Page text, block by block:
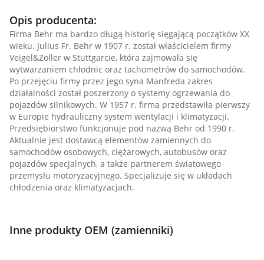
Opis producenta:
Firma Behr ma bardzo długą historię sięgającą początków XX
wieku. Julius Fr. Behr w 1907 r. został właścicielem firmy
Veigel&Zoller w Stuttgarcie, która zajmowała się
wytwarzaniem chłodnic oraz tachometrów do samochodów.
Po przejęciu firmy przez jego syna Manfreda zakres
działalności został poszerzony o systemy ogrzewania do
pojazdów silnikowych. W 1957 r. firma przedstawiła pierwszy
w Europie hydrauliczny system wentylacji i klimatyzacji.
Przedsiębiorstwo funkcjonuje pod nazwą Behr od 1990 r.
Aktualnie jest dostawcą elementów zamiennych do
samochodów osobowych, ciężarowych, autobusów oraz
pojazdów specjalnych, a także partnerem światowego
przemysłu motoryzacyjnego. Specjalizuje się w układach
chłodzenia oraz klimatyzacjach.
Inne produkty OEM (zamienniki)